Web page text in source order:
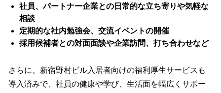
社員、パートナー企業との日常的な立ち寄りや気軽な
相談
定期的な社内勉強会、交流イベントの開催
採用候補者との対面面談や企業訪問、打ち合わせなど
さらに、新宿野村ビル入居者向けの福利厚生サービスも
導入済みで、社員の健康や学び、生活面を幅広くサポー